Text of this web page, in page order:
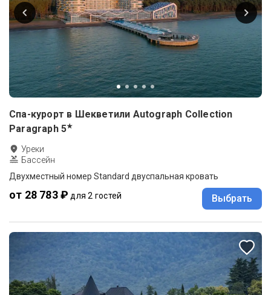
Спа-курорт в Шекветили Autograph Collection
Paragraph 5★
Уреки
Бассейн
Двухместный номер Standard двуспальная кровать
от 28 783 ₽ для 2 гостей Выбрать